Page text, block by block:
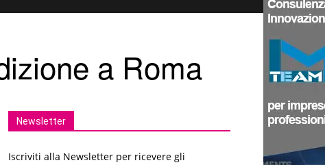
a Roma
Newsletter
Iscriviti alla Newsletter per ricevere gli